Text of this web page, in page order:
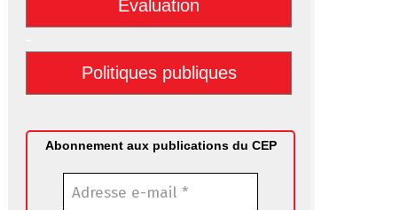
Évaluation
Politiques publiques
Abonnement aux publications du CEP